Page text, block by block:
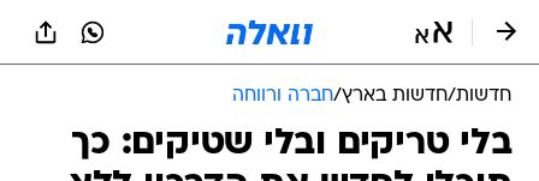
חדשות/חדשות בארץ/חברה ורווחה
בלי טריקים ובלי שטיקים: כך